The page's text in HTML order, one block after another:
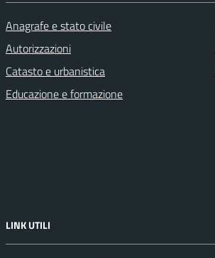
Anagrafe e stato civile
Autorizzazioni
Catasto e urbanistica
Educazione e formazione
LINK UTILI